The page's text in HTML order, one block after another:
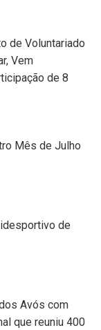
de Voluntariado
Vem
de 8
Mês de Julho
de
Avós com
que reuniu 400